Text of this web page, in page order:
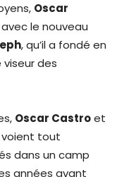
Oscar
le nouveau
, qu’il a fondé en
viseur des
Oscar Castroet
voient tout
dans un camp
années avant